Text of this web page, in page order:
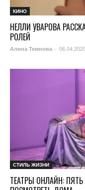
КИНО
НЕЛЛИ УВАРОВА
РОЛЕЙ
Алина Темнова -
СТИЛЬ ЖИЗНИ
ТЕАТРЫ ОНЛАЙН: